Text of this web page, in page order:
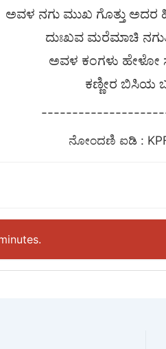
ಅವಳ ನಗು ಮುಖ ಗೊತ್ತು ಅದರ
ದುಃಖವ ಮರೆಮಾಚಿ
ಅವಳ ಕಂಗಳು ಹೇಳೋ
ಕಣ್ಣೀರ ಬಿಸಿಯ
ನೋಂದಣಿ ಐಡಿ :